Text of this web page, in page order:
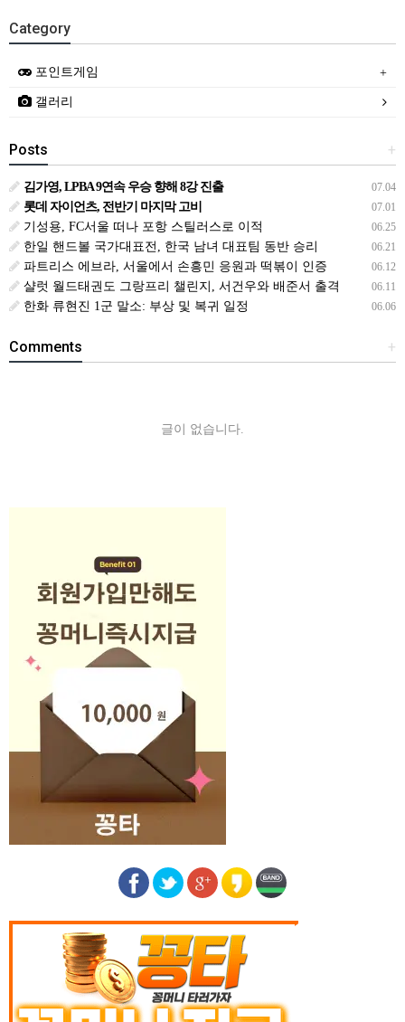
Category
포인트게임
갤러리
+
Posts
07.04
김가영, LPBA 9연속 우승 향해 8강 진출
07.01
롯데 자이언츠, 전반기 마지막 고비
06.25
기성용, FC서울 떠나 포항 스틸러스로 이적
06.21
한일 핸드볼 국가대표전, 한국 남녀 대표팀 동반 승리
06.12
파트리스 에브라, 서울에서 손흥민 응원과 떡볶이 인증
06.11
샬럿 월드태권도 그랑프리 챌린지, 서건우와 배준서 출격
06.06
한화 류현진 1군 말소: 부상 및 복귀 일정
+
Comments
글이 없습니다.